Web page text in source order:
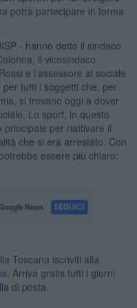
potrà partecipare in forma
- hanno detto il sindaco
il vicesindaco
e l’assessore al sociale
tutti i soggetti che, per
si trovano oggi a dover
Lo sport, in questo
per riattivare il
che si era arrestato. Con
essere più chiaro:
Toscana iscriviti alla
Arriva gratis tutti i giorni
di posta.